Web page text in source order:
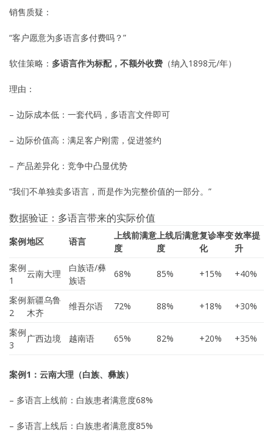
销售质疑：
“客户愿意为多语言多付费吗？”
软佳策略： 多语言作为标配，不额外收费 （纳入1898元/年）
理由：
– 边际成本低：一套代码，多语言文件即可
– 边际价值高：满足客户刚需，促进签约
– 产品差异化：竞争中凸显优势
“我们不单独卖多语言，而是作为完整价值的一部分。”
数据验证：多语言带来的实际价值
案例地区 语言
上线前满意
度
上线后满意
度
复诊率变
化
效率提
升
案例
1
云南大理
白族语/彝
族语
68% 85% +15% +40%
案例
2
新疆乌鲁
木齐
维吾尔语 72% 88% +18% +30%
案例
3
广西边境 越南语 65% 82% +20% +35%
案例1：云南大理（白族、彝族）
– 多语言上线前：白族患者满意度68%
– 多语言上线后：白族患者满意度85%